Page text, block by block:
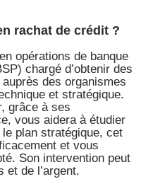
rachat de crédit ?
opérations de banque
chargé d’obtenir des
des organismes
et stratégique.
grâce à ses
vous aidera à étudier
plan stratégique, cet
et vous
Son intervention peut
et de l’argent.